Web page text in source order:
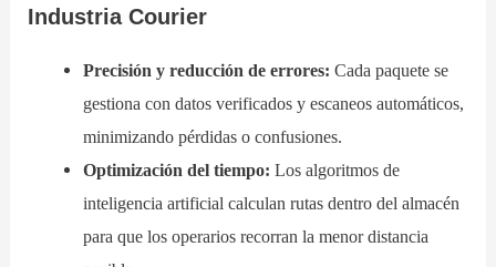
Industria Courier
Precisión y reducción de errores: Cada paquete se
gestiona con datos verificados y escaneos automáticos,
minimizando pérdidas o confusiones.
Optimización del tiempo: Los algoritmos de
inteligencia artificial calculan rutas dentro del almacén
para que los operarios recorran la menor distancia